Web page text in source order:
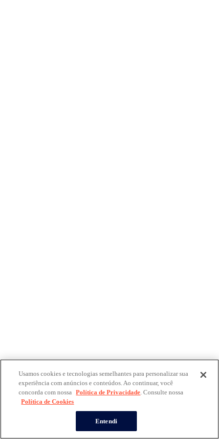
Usamos cookies e tecnologias semelhantes para personalizar sua
experiência com anúncios e conteúdos. Ao continuar, você
concorda com nossa Política de Privacidade. Consulte nossa
Política de Cookies
Entendi